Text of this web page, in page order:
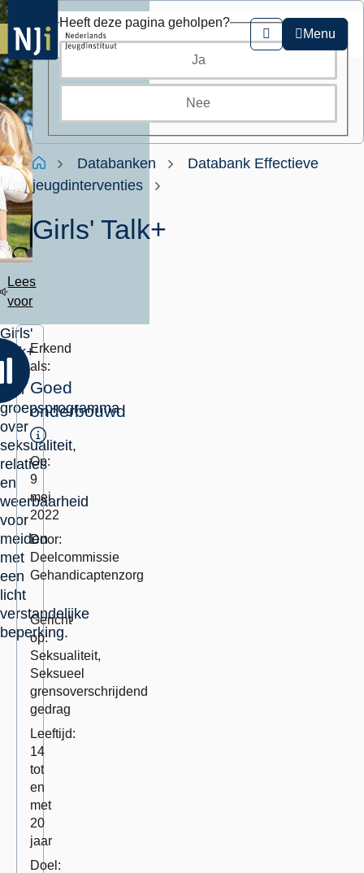
Overslaan
en
naar
de
inhoud
gaan
Zoeken
Menu
Kruimelpad
HomeDatabanken
Databank Effectieve
jeugdinterventies
Girls' Talk+
Lees
voor
Girls'
Talk+
een
groepsprogramma
over
seksualiteit,
relaties
en
weerbaarheid
voor
meiden
met
een
licht
verstandelijke
beperking.
Erkend
als:
Goed
onderbouwd
Toelichting
Op:
9
mei
2022
Door:
Deelcommissie
Gehandicaptenzorg
als
integraal
vve-
programma.:
in
herbeoordeling:
Gericht
op:
Seksualiteit,
Seksueel
grensoverschrijdend
gedrag
Leeftijd:
14
tot
en
met
20
jaar
Doel:
Heeft deze pagina geholpen?
Ja
Nee